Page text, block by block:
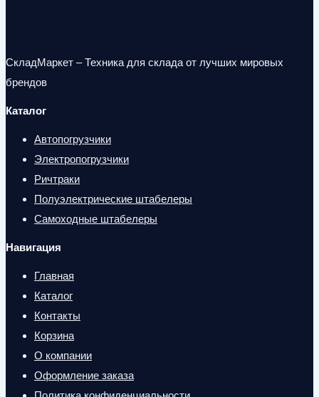
СкладМаркет – Техника для склада от лучших мировых
брендов
Каталог
Автопогрузчики
Электропогрузчики
Ричтраки
Полуэлектрические штабелеры
Самоходные штабелеры
Навигация
Главная
Каталог
Контакты
Корзина
О компании
Оформление заказа